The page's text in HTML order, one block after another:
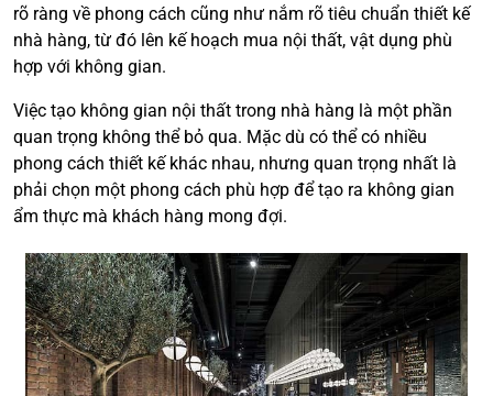
rõ ràng về phong cách cũng như nắm rõ tiêu chuẩn thiết kế
nhà hàng, từ đó lên kế hoạch mua nội thất, vật dụng phù
hợp với không gian.
Việc tạo không gian nội thất trong nhà hàng là một phần
quan trọng không thể bỏ qua. Mặc dù có thể có nhiều
phong cách thiết kế khác nhau, nhưng quan trọng nhất là
phải chọn một phong cách phù hợp để tạo ra không gian
ẩm thực mà khách hàng mong đợi.